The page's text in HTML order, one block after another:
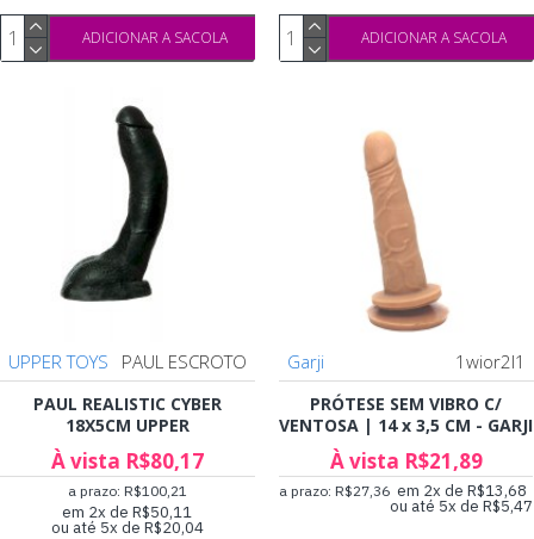
ADICIONAR A SACOLA ADICIONAR A SACOLA
UPPER TOYS PAUL ESCROTO
PAUL REALISTIC CYBER
18X5CM UPPER
À vista R$80,17
a prazo: R$100,21
em 2x de R$50,11
ou até 5x de R$20,04
Garji 1wior2l1
PRÓTESE SEM VIBRO C/
VENTOSA | 14 x 3,5 CM - GARJI
À vista R$21,89
a prazo: R$27,36 em 2x de R$13,68
ou até 5x de R$5,47